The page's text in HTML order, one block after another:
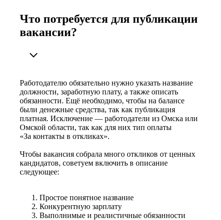
Что потребуется для публикации
вакансии?
Работодателю обязательно нужно указать название
должности, заработную плату, а также описать
обязанности. Ещё необходимо, чтобы на балансе
были денежные средства, так как публикация
платная. Исключение — работодатели из Омска или
Омской области, так как для них тип оплаты
«За контакты в откликах».
Чтобы вакансия собрала много откликов от ценных
кандидатов, советуем включить в описание
следующее:
Простое понятное название
Конкурентную зарплату
Выполнимые и реалистичные обязанности